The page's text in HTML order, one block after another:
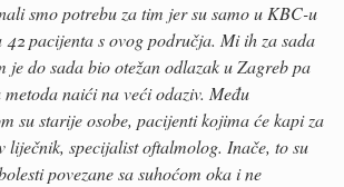
smo potrebu za tim jer su samo u KBC-u
pacijenta s ovog područja. Mi ih za sada
je do sada bio otežan odlazak u Zagreb pa
naići na veći odaziv. Među
su starije osobe, pacijenti kojima će kapi za
liječnik, specijalist oftalmolog. Inače, to su
povezane sa suhoćom oka i ne